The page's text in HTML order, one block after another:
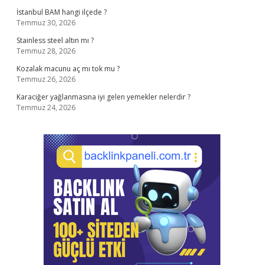
İstanbul BAM hangi ilçede ?
Temmuz 30, 2026
Stainless steel altın mı ?
Temmuz 28, 2026
Kozalak macunu aç mı tok mu ?
Temmuz 26, 2026
Karaciğer yağlanmasına iyi gelen yemekler nelerdir ?
Temmuz 24, 2026